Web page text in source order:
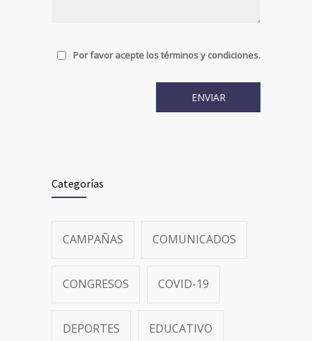
Por favor acepte los términos y condiciones.
Categorías
CAMPAÑAS COMUNICADOS
CONGRESOS COVID-19
DEPORTES EDUCATIVO